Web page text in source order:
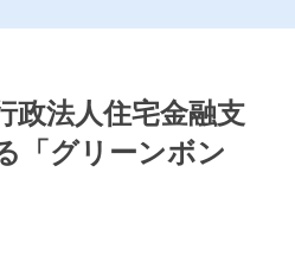
政法人住宅金融支
「グリーンボン